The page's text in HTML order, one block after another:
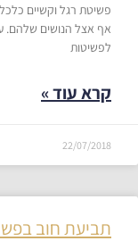
פשיטת רגל וקשיים
אף אצל הנושים שלהם.
לפשיטות
קרא עוד »
22/07/2018
תביעת חוב